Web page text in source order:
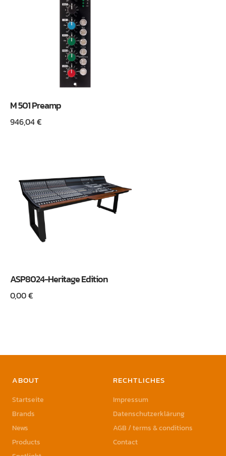
M 501 Preamp
946,04€
ASP8024-Heritage Edition
0,00€
ABOUT
Startseite
Brands
News
Products
RECHTLICHES
Impressum
Datenschutzerklärung
AGB / terms & conditions
Contact